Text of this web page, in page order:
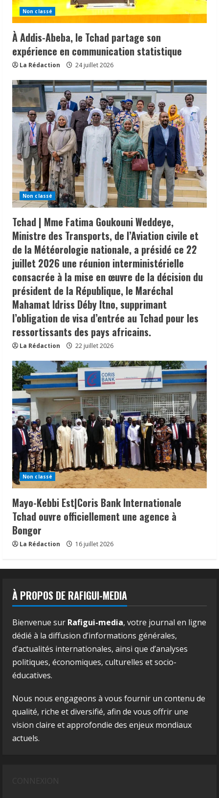
Non classé
À Addis-Abeba, le Tchad partage son
expérience en communication statistique
La Rédaction 24 juillet 2026
Non classé
Tchad | Mme Fatima Goukouni Weddeye,
Ministre des Transports, de l’Aviation civile et
de la Météorologie nationale, a présidé ce 22
juillet 2026 une réunion interministérielle
consacrée à la mise en œuvre de la décision du
président de la République, le Maréchal
Mahamat Idriss Déby Itno, supprimant
l’obligation de visa d’entrée au Tchad pour les
ressortissants des pays africains.
La Rédaction 22 juillet 2026
Non classé
Mayo-Kebbi Est|Coris Bank Internationale
Tchad ouvre officiellement une agence à
Bongor
La Rédaction 16 juillet 2026
À PROPOS DE RAFIGUI-MEDIA
Bienvenue sur Rafigui-media, votre journal en ligne
dédié à la diffusion d’informations générales,
d’actualités internationales, ainsi que d’analyses
politiques, économiques, culturelles et socio-
éducatives.
Nous nous engageons à vous fournir un contenu de
qualité, riche et diversifié, afin de vous offrir une
vision claire et approfondie des enjeux mondiaux
actuels.